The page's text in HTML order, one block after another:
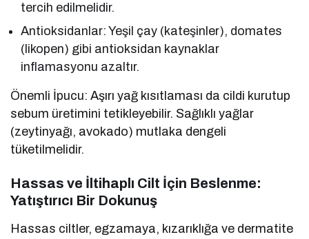
tercih edilmelidir.
Antioksidanlar: Yeşil çay (kateşinler), domates
(likopen) gibi antioksidan kaynaklar
inflamasyonu azaltır.
Önemli İpucu: Aşırı yağ kısıtlaması da cildi kurutup
sebum üretimini tetikleyebilir. Sağlıklı yağlar
(zeytinyağı, avokado) mutlaka dengeli
tüketilmelidir.
Hassas ve İltihaplı Cilt İçin Beslenme:
Yatıştırıcı Bir Dokunuş
Hassas ciltler, egzamaya, kızarıklığa ve dermatite